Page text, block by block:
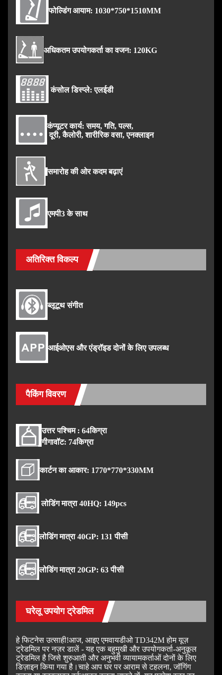
फोल्डिंग आयाम: 1030*750*1510MM
अधिकतम उपयोगकर्ता का वजन: 120KG
कंसोल डिस्प्ले: एलईडी
कंप्यूटर कार्य: समय, गति, पल्स,
दूरी, कैलोरी, शारीरिक वसा, एनक्लाइन
समारोह की ओर कदम बढ़ाएं
एमपी3 के साथ
अतिरिक्त विकल्प
ब्लूटूथ संगीत
आईओएस और एंड्रॉइड दोनों के लिए उपलब्ध
पैकिंग विवरण
उत्तर पश्चिम : 64किग्रा
गीगावॉट: 74किग्रा
कार्टन का आकार: 1770*770*330MM
लोडिंग मात्रा 40HQ: 149pcs
लोडिंग मात्रा 40GP: 131 पीसी
लोडिंग मात्रा 20GP: 63 पीसी
घरेलू उपयोग ट्रेडमिल
हे फिटनेस उत्साही!आज, आइए एमवायडीओ TD342M होम यूज़
ट्रेडमिल पर नज़र डालें - यह एक बहुमुखी और उपयोगकर्ता-अनुकूल
ट्रेडमिल है जिसे शुरुआती और अनुभवी व्यायामकर्ताओं दोनों के लिए
डिज़ाइन किया गया है।चाहे आप घर पर आराम से टहलना, जॉगिंग